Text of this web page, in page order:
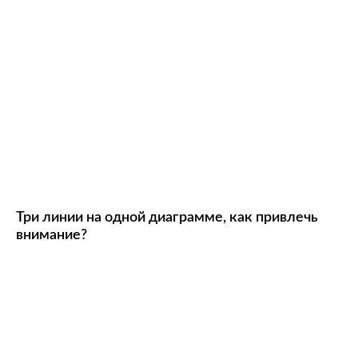
Три линии на одной диаграмме, как привлечь
внимание?